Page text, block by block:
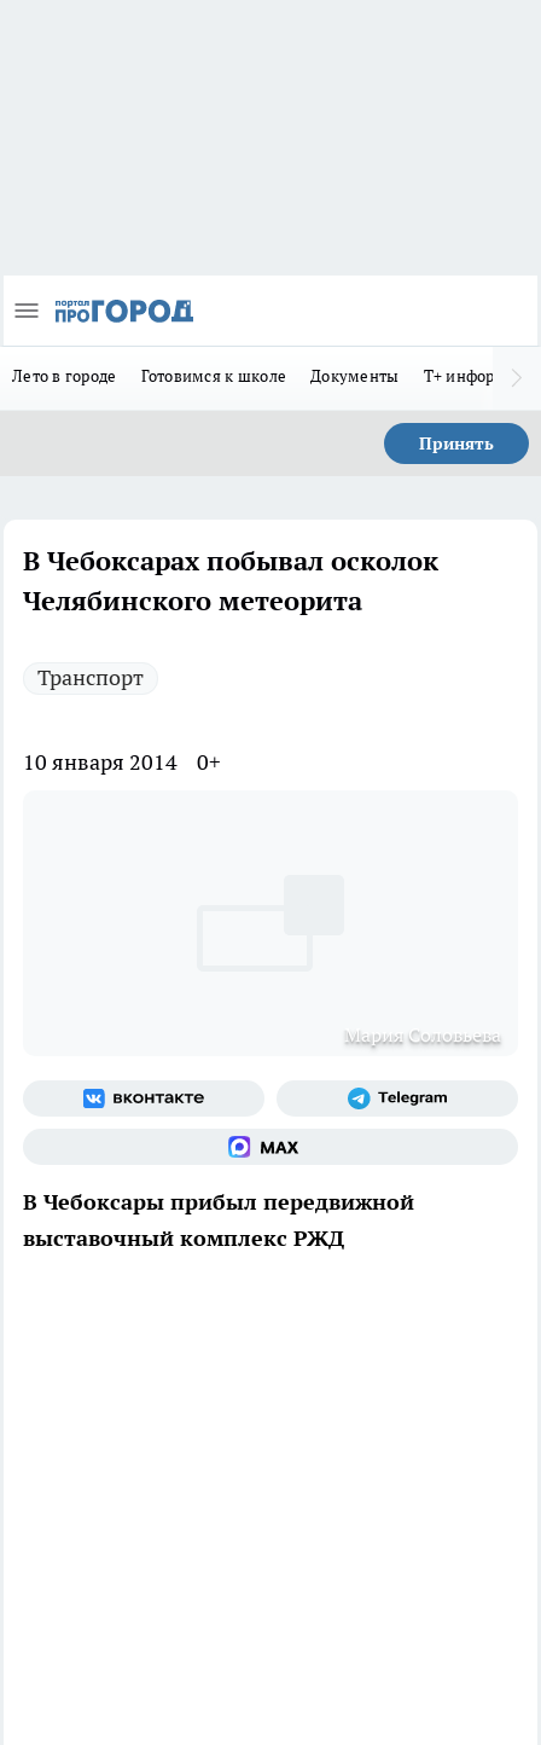
Лето в городе Готовимся к школе Документы Т+
Принять
В Чебоксарах побывал осколок
Челябинского метеорита
Транспорт
10 января 2014 0+
Мария Соловьева
В Чебоксары прибыл передвижной
выставочный комплекс РЖД